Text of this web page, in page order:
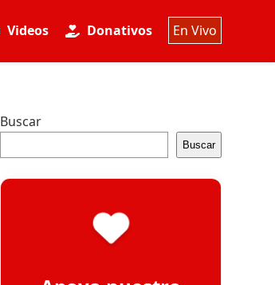
Videos Donativos En Vivo
Buscar
Buscar